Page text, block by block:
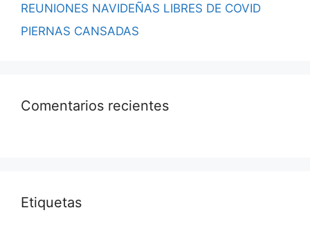
REUNIONES NAVIDEÑAS LIBRES DE COVID
PIERNAS CANSADAS
Comentarios recientes
Etiquetas